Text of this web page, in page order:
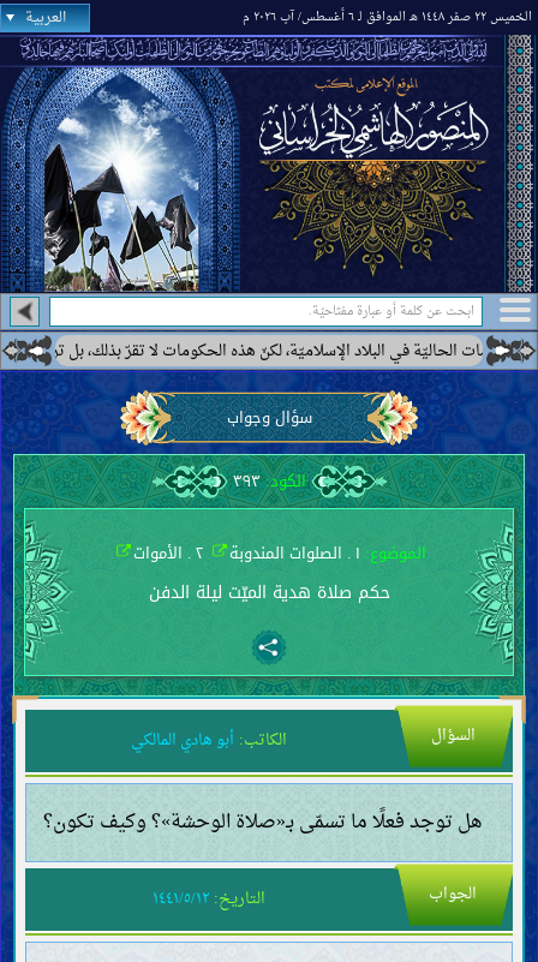
الخميس ٢٢ صفر ١٤٤٨ هـ الموافق لـ ٦ أغسطس/ آب ٢٠٢٦ م العربية
في البلاد الإسلاميّة، لكنّ هذه الحكومات لا تقرّ بذلك، بل ترى بعضها
سؤال وجواب
الكود:٣٩٣
الموضوع: ١ . الصلوات المندوبة
حكم صلاة هدية الميّت ليلة الدفن
السؤال الكاتب: أبو هادي المالكي
هل توجد فعلًا ما تسمّى بـ«صلاة الوحشة»؟ وكيف تكون؟
الجواب التاريخ: ١٤٤١/٥/١٢